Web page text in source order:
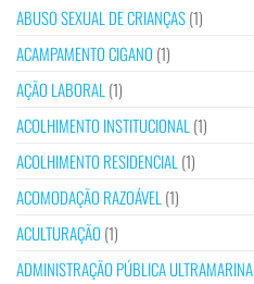
ABUSO SEXUAL DE CRIANÇAS(1)
ACAMPAMENTO CIGANO (1)
AÇÃO LABORAL (1)
ACOLHIMENTO INSTITUCIONAL (1)
ACOLHIMENTO RESIDENCIAL (1)
ACOMODAÇÃO RAZOÁVEL (1)
ACULTURAÇÃO (1)
ADMINISTRAÇÃO PÚBLICA ULTRAMARINA